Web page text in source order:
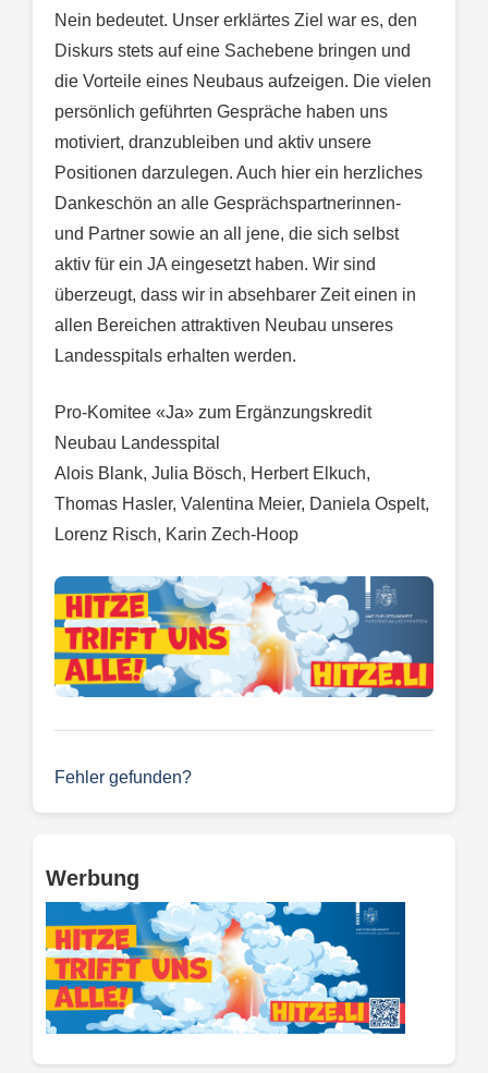
Nein bedeutet. Unser erklärtes Ziel war es, den
Diskurs stets auf eine Sachebene bringen und
die Vorteile eines Neubaus aufzeigen. Die vielen
persönlich geführten Gespräche haben uns
motiviert, dranzubleiben und aktiv unsere
Positionen darzulegen. Auch hier ein herzliches
Dankeschön an alle Gesprächspartnerinnen-
und Partner sowie an all jene, die sich selbst
aktiv für ein JA eingesetzt haben. Wir sind
überzeugt, dass wir in absehbarer Zeit einen in
allen Bereichen attraktiven Neubau unseres
Landesspitals erhalten werden.
Pro-Komitee «Ja» zum Ergänzungskredit
Neubau Landesspital
Alois Blank, Julia Bösch, Herbert Elkuch,
Thomas Hasler, Valentina Meier, Daniela Ospelt,
Lorenz Risch, Karin Zech-Hoop
Fehler gefunden?
Werbung